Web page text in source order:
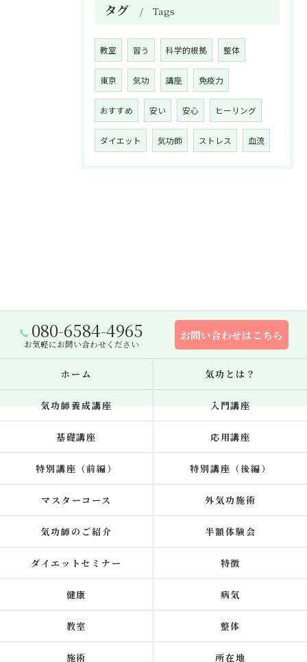
タグ Tags
教室 習う 科学的根拠 整体
東京 気功 講座 免疫力
おすすめ 安い 安心 ヒーリング
ダイエット 気功師 ストレス 血流
080-6584-4965
お気軽にお問い合わせください
お問い合わせはこちら
ホーム 気功とは？
気功師養成講座 入門講座
基礎講座 応用講座
特別講座（前編） 特別講座（後編）
マスターコース 外気功施術
気功師のご紹介 半額体験会
ダイエットセミナー 特徴
健康 病気
教室 整体
施術 所在地